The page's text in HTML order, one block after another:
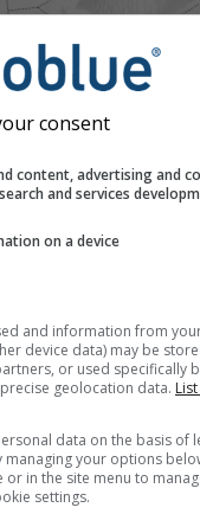
consent
content, advertising and
and services
on a device
and information from
device data) may be
or used specifically
geolocation data.
data on the basis of
your options
in the site menu to
settings.